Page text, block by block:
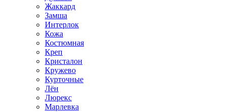
Жаккард
Замша
Интерлок
Кожа
Костюмная
Креп
Кристалон
Кружево
Курточные
Лён
Люрекс
Марлевка